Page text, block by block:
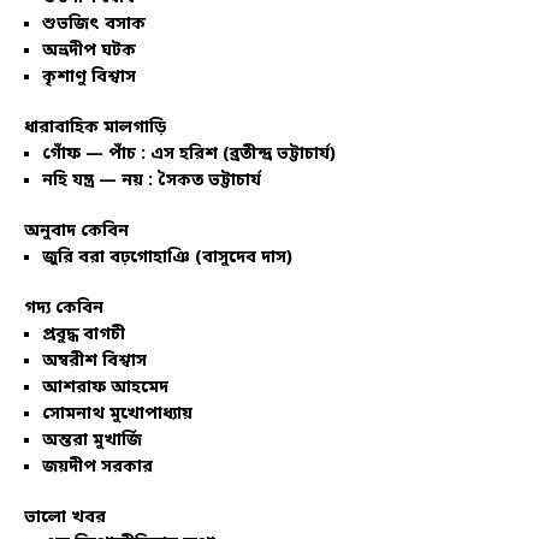
শুভজিৎ বসাক
অভ্রদীপ ঘটক
কৃশাণু বিশ্বাস
ধারাবাহিক মালগাড়ি
গোঁফ — পাঁচ : এস হরিশ (ব্রতীন্দ্র ভট্টাচার্য)
নহি যন্ত্র — নয় : সৈকত ভট্টাচার্য
অনুবাদ কেবিন
জুরি বরা বঢ়গোহাঞি (বাসুদেব দাস)
গদ্য কেবিন
প্রবুদ্ধ বাগচী
অম্বরীশ বিশ্বাস
আশরাফ আহমেদ
সোমনাথ মুখোপাধ্যায়
অন্তরা মুখার্জি
জয়দীপ সরকার
ভালো খবর